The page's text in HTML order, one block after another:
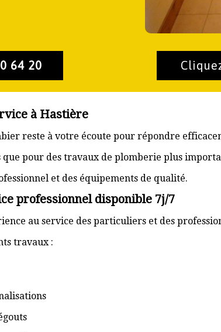
64 20
à Hastière
reste à votre écoute pour répondre
pour des travaux de plomberie plus
et des équipements de qualité.
professionnel disponible 7j/7
au service des particuliers et des
travaux :